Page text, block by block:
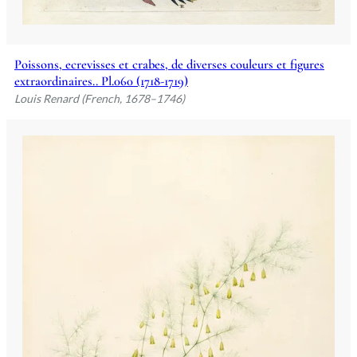
Poissons, ecrevisses et crabes, de diverses couleurs et figures
extraordinaires.. Pl.060 (1718-1719)
Louis Renard (French, 1678–1746)